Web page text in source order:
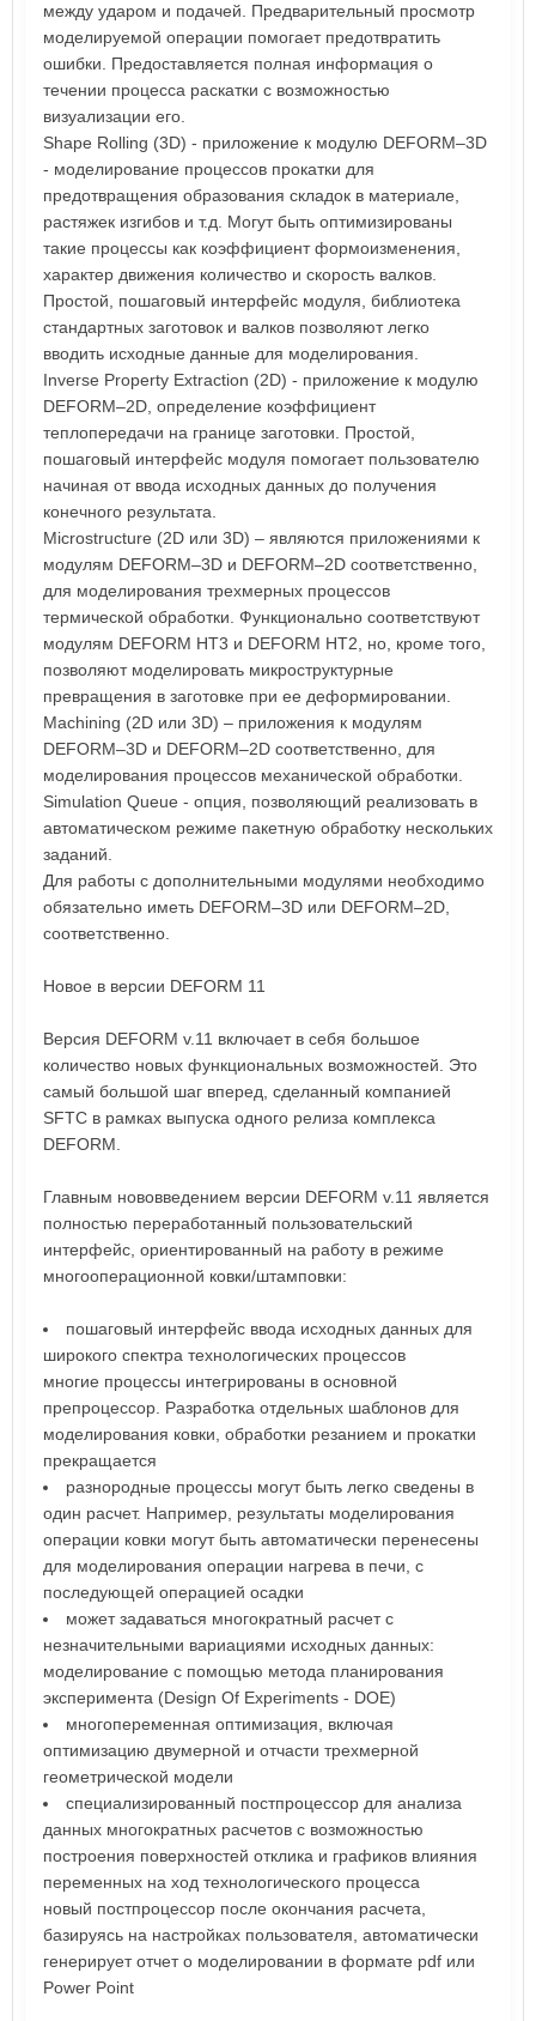
между ударом и подачей. Предварительный просмотр
моделируемой операции помогает предотвратить
ошибки. Предоставляется полная информация о
течении процесса раскатки с возможностью
визуализации его.
Shape Rolling (3D) - приложение к модулю DEFORM–3D
- моделирование процессов прокатки для
предотвращения образования складок в материале,
растяжек изгибов и т.д. Могут быть оптимизированы
такие процессы как коэффициент формоизменения,
характер движения количество и скорость валков.
Простой, пошаговый интерфейс модуля, библиотека
стандартных заготовок и валков позволяют легко
вводить исходные данные для моделирования.
Inverse Property Extraction (2D) - приложение к модулю
DEFORM–2D, определение коэффициент
теплопередачи на границе заготовки. Простой,
пошаговый интерфейс модуля помогает пользователю
начиная от ввода исходных данных до получения
конечного результата.
Microstructure (2D или 3D) – являются приложениями к
модулям DEFORM–3D и DEFORM–2D соответственно,
для моделирования трехмерных процессов
термической обработки. Функционально соответствуют
модулям DEFORM HT3 и DEFORM HT2, но, кроме того,
позволяют моделировать микроструктурные
превращения в заготовке при ее деформировании.
Machining (2D или 3D) – приложения к модулям
DEFORM–3D и DEFORM–2D соответственно, для
моделирования процессов механической обработки.
Simulation Queue - опция, позволяющий реализовать в
автоматическом режиме пакетную обработку нескольких
заданий.
Для работы с дополнительными модулями необходимо
обязательно иметь DEFORM–3D или DEFORM–2D,
соответственно.
Новое в версии DEFORM 11
Версия DEFORM v.11 включает в себя большое
количество новых функциональных возможностей. Это
самый большой шаг вперед, сделанный компанией
SFTC в рамках выпуска одного релиза комплекса
DEFORM.
Главным нововведением версии DEFORM v.11 является
полностью переработанный пользовательский
интерфейс, ориентированный на работу в режиме
многооперационной ковки/штамповки:
пошаговый интерфейс ввода исходных данных для
широкого спектра технологических процессов
многие процессы интегрированы в основной
препроцессор. Разработка отдельных шаблонов для
моделирования ковки, обработки резанием и прокатки
прекращается
разнородные процессы могут быть легко сведены в
один расчет. Например, результаты моделирования
операции ковки могут быть автоматически перенесены
для моделирования операции нагрева в печи, с
последующей операцией осадки
может задаваться многократный расчет с
незначительными вариациями исходных данных:
моделирование с помощью метода планирования
эксперимента (Design Of Experiments - DOE)
многопеременная оптимизация, включая
оптимизацию двумерной и отчасти трехмерной
геометрической модели
специализированный постпроцессор для анализа
данных многократных расчетов с возможностью
построения поверхностей отклика и графиков влияния
переменных на ход технологического процесса
новый постпроцессор после окончания расчета,
базируясь на настройках пользователя, автоматически
генерирует отчет о моделировании в формате pdf или
Power Point